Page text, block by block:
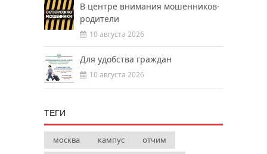
В центре внимания мошенников-
родители
10 августа 2026
Для удобства граждан
10 августа 2026
ТЕГИ
москва кампус
отчим